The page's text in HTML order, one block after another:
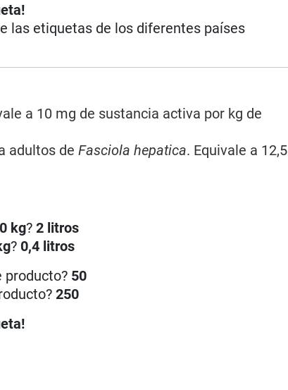
las etiquetas de los diferentes países
a 10 mg de sustancia activa por kg de
adultos deFasciola hepatica. Equivale a 12,5
kg?2 litros
? 0,4 litros
producto? 50
250